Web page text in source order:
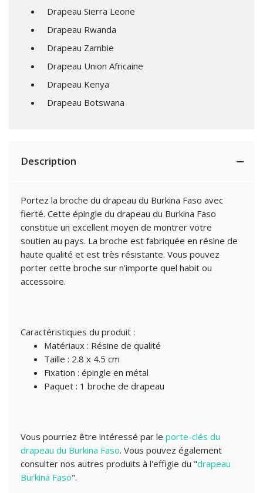
Drapeau Sierra Leone
Drapeau Rwanda
Drapeau Zambie
Drapeau Union Africaine
Drapeau Kenya
Drapeau Botswana
Description
Portez la broche du drapeau du Burkina Faso avec
fierté. Cette épingle du drapeau du Burkina Faso
constitue un excellent moyen de montrer votre
soutien au pays. La broche est fabriquée en résine de
haute qualité et est très résistante. Vous pouvez
porter cette broche sur n’importe quel habit ou
accessoire.
Caractéristiques du produit :
Matériaux : Résine de qualité
Taille : 2.8 x 4.5 cm
Fixation : épingle en métal
Paquet : 1 broche de drapeau
Vous pourriez être intéressé par le porte-clés du
drapeau du Burkina Faso. Vous pouvez également
consulter nos autres produits à l'effigie du "drapeau
Burkina Faso".